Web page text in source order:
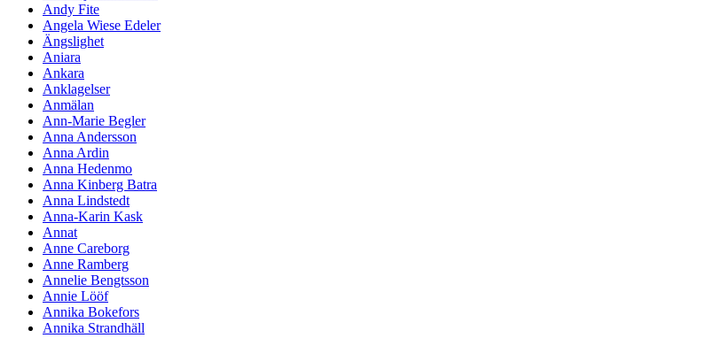
Andy Fite
Angela Wiese Edeler
Ängslighet
Aniara
Ankara
Anklagelser
Anmälan
Ann-Marie Begler
Anna Andersson
Anna Ardin
Anna Hedenmo
Anna Kinberg Batra
Anna Lindstedt
Anna-Karin Kask
Annat
Anne Careborg
Anne Ramberg
Annelie Bengtsson
Annie Lööf
Annika Bokefors
Annika Strandhäll